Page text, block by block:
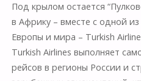
Под крылом остается
в Африку – вместе с одной
Европы и мира – Turkish
Turkish Airlines выполняет
рейсов в регионы России и